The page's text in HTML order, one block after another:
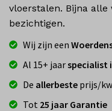
vloerstalen. Bijna alle
bezichtigen.
Wij zijn een
Al 15+ jaarspecialist
De allerbesteprijs/
Tot 25 jaar Garantie